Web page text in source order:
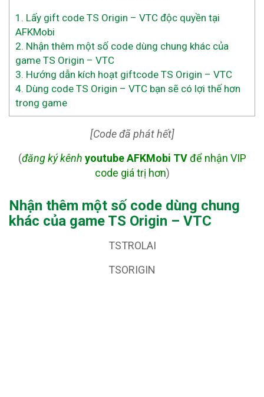
1. Lấy gift code TS Origin – VTC độc quyền tại
AFKMobi
2. Nhận thêm một số code dùng chung khác của
game TS Origin – VTC
3. Hướng dẫn kích hoạt giftcode TS Origin – VTC
4. Dùng code TS Origin – VTC bạn sẽ có lợi thế hơn
trong game
[Code đã phát hết]
(đăng ký kênh youtube AFKMobi TVđể nhận VIP
code giá trị hơn)
Nhận thêm một số code dùng chung
khác của game TS Origin – VTC
TSTROLAI
TSORIGIN